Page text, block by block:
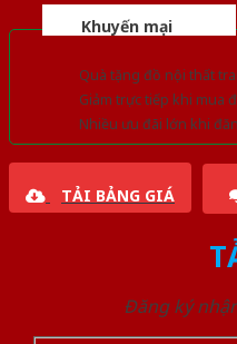
Khuyến mại
Quà tặng đồ nội thất
Giảm trực tiếp khi mua
Nhiều ưu đãi lớn khi
TẢI BẢNG GIÁ
Đăng ký